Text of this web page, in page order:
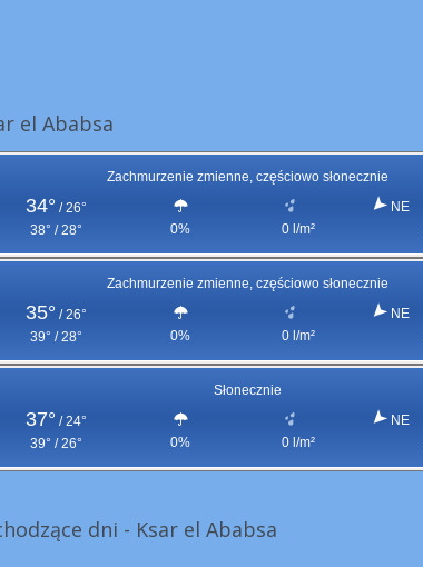
el Ababsa
Zachmurzenie zmienne, częściowo słonecznie
34° / 26°
38° / 28°
0% 0 l/m²
NE
Zachmurzenie zmienne, częściowo słonecznie
35° / 26°
39° / 28°
0% 0 l/m²
NE
Słonecznie
37° / 24°
39° / 26°
0% 0 l/m²
NE
dni - Ksar el Ababsa